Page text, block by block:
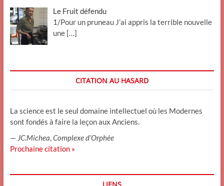
Le Fruit défendu
1/Pour un pruneau J’ai appris la terrible nouvelle
une […]
CITATION AU HASARD
La science est le seul domaine intellectuel où les Modernes
sont fondés à faire la leçon aux Anciens.
— JC.Michea,Complexe d’Orphée
Prochaine citation »